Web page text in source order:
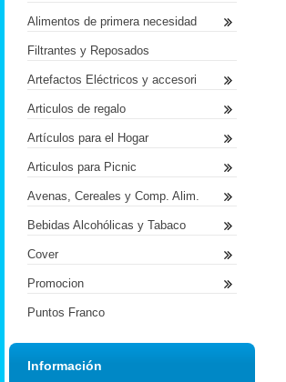
Alimentos de primera necesidad
Filtrantes y Reposados
Artefactos Eléctricos y accesori
Articulos de regalo
Artículos para el Hogar
Articulos para Picnic
Avenas, Cereales y Comp. Alim.
Bebidas Alcohólicas y Tabaco
Cover
Promocion
Puntos Franco
Información